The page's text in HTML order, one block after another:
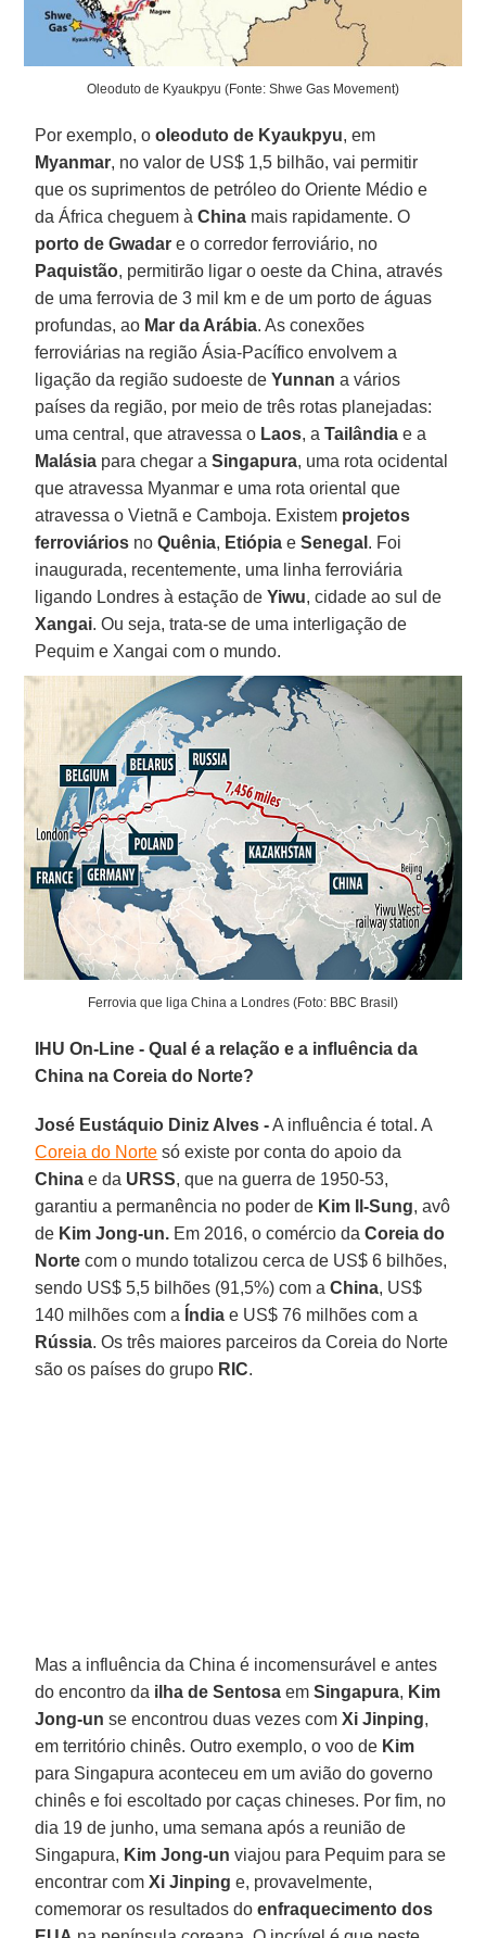
Oleoduto de Kyaukpyu (Fonte: Shwe Gas Movement)
Por exemplo, ooleoduto de Kyaukpyu, em
Myanmar, no valor de US$ 1,5 bilhão, vai permitir
que os suprimentos de petróleo do Oriente Médio e
da África cheguem àChina mais rapidamente. O
porto de Gwadar e o corredor ferroviário, no
Paquistão, permitirão ligar o oeste da China, através
de uma ferrovia de 3 mil km e de um porto de águas
profundas, ao Mar da Arábia. As conexões
ferroviárias na região Ásia-Pacífico envolvem a
ligação da região sudoeste deYunnan a vários
países da região, por meio de três rotas planejadas:
uma central, que atravessa o Laos, aTailândia e a
Malásia para chegar aSingapura, uma rota ocidental
que atravessa Myanmar e uma rota oriental que
atravessa o Vietnã e Camboja. Existem projetos
ferroviários noQuênia, Etiópia eSenegal . Foi
inaugurada, recentemente, uma linha ferroviária
ligando Londres à estação deYiwu, cidade ao sul de
Xangai. Ou seja, trata-se de uma interligação de
Pequim e Xangai com o mundo.
Ferrovia que liga China a Londres (Foto: BBC Brasil)
IHU On-Line - Qual é a relação e a influência da
China na Coreia do Norte?
José Eustáquio Diniz Alves -A influência é total. A
Coreia do Norte só existe por conta do apoio da
China e da URSS, que na guerra de 1950-53,
garantiu a permanência no poder de Kim Il-Sung, avô
de Kim Jong-un. Em 2016, o comércio daCoreia do
Norte com o mundo totalizou cerca de US$ 6 bilhões,
sendo US$ 5,5 bilhões (91,5%) com aChina, US$
140 milhões com a Índia e US$ 76 milhões com a
Rússia. Os três maiores parceiros da Coreia do Norte
são os países do grupo RIC.
Mas a influência da China é incomensurável e antes
do encontro da ilha de Sentosa emSingapura, Kim
Jong-un se encontrou duas vezes comXi Jinping,
em território chinês. Outro exemplo, o voo de Kim
para Singapura aconteceu em um avião do governo
chinês e foi escoltado por caças chineses. Por fim, no
dia 19 de junho, uma semana após a reunião de
Singapura, Kim Jong-un viajou para Pequim para se
encontrar comXi Jinping e, provavelmente,
comemorar os resultados doenfraquecimento dos